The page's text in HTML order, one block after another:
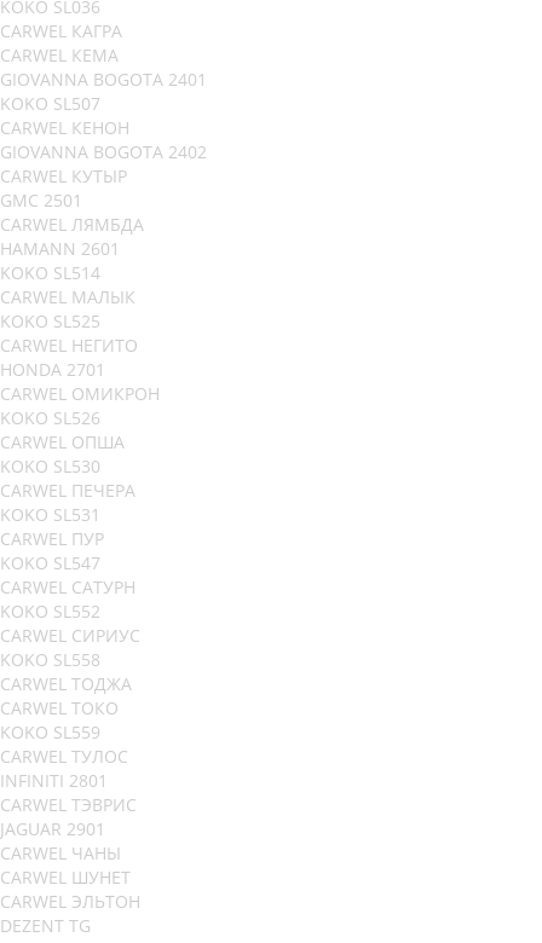
KOKO SL036
CARWEL КАГРА
CARWEL КЕМА
GIOVANNA BOGOTA 2401
KOKO SL507
CARWEL КЕНОН
GIOVANNA BOGOTA 2402
CARWEL КУТЫР
GMC 2501
CARWEL ЛЯМБДА
HAMANN 2601
KOKO SL514
CARWEL МАЛЫК
KOKO SL525
CARWEL НЕГИТО
HONDA 2701
CARWEL ОМИКРОН
KOKO SL526
CARWEL ОПША
KOKO SL530
CARWEL ПЕЧЕРА
KOKO SL531
CARWEL ПУР
KOKO SL547
CARWEL САТУРН
KOKO SL552
CARWEL СИРИУС
KOKO SL558
CARWEL ТОДЖА
CARWEL ТОКО
KOKO SL559
CARWEL ТУЛОС
INFINITI 2801
CARWEL ТЭВРИС
JAGUAR 2901
CARWEL ЧАНЫ
CARWEL ШУНЕТ
CARWEL ЭЛЬТОН
DEZENT TG